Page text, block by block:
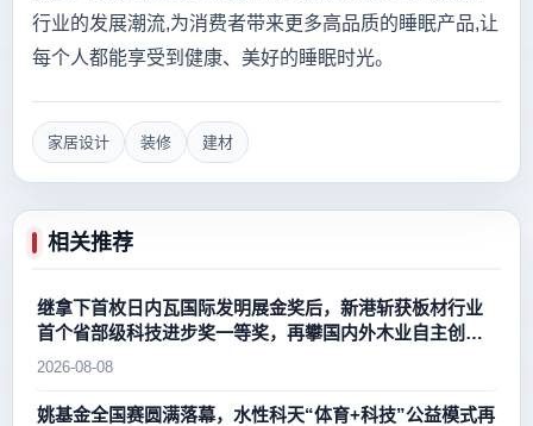
行业的发展潮流,为消费者带来更多高品质的睡眠产品,让
每个人都能享受到健康、美好的睡眠时光。
家居设计 装修 建材
相关推荐
继拿下首枚日内瓦国际发明展金奖后，新港斩获板材行业
首个省部级科技进步奖一等奖，再攀国内外木业自主创新
新高峰
2026-08-08
姚基金全国赛圆满落幕，水性科天“体育+科技”公益模式再